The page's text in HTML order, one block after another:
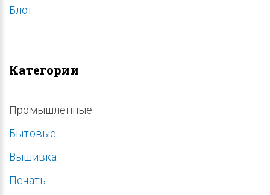
Блог
Категории
Промышленные
Бытовые
Вышивка
Печать